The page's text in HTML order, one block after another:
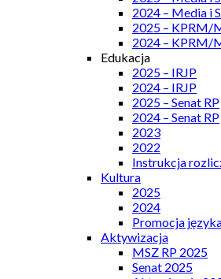
2024 – Media i
2025 – KPRM/
2024 – KPRM/
Edukacja
2025 – IRJP
2024 – IRJP
2025 – Senat RP
2024 – Senat RP
2023
2022
Instrukcja
Kultura
2025
2024
Promocja
Aktywizacja
MSZ RP 2025
Senat 2025